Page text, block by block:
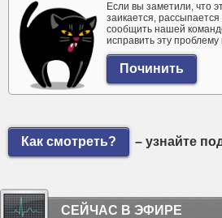
Если вы заметили, что
заикается,
сообщить нашей
исправить эту
Как смотреть? – узнайте
СЕЙЧАС В ЭФИРЕ